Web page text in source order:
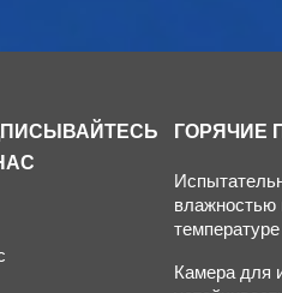
ГОРЯЧИЕ
влажностью
температуре
Камера для